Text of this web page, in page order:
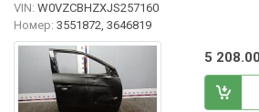
VIN: W0VZCBHZXJS257160
Номер: 3551872, 3646819
5